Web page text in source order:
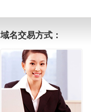
域名交易方式：